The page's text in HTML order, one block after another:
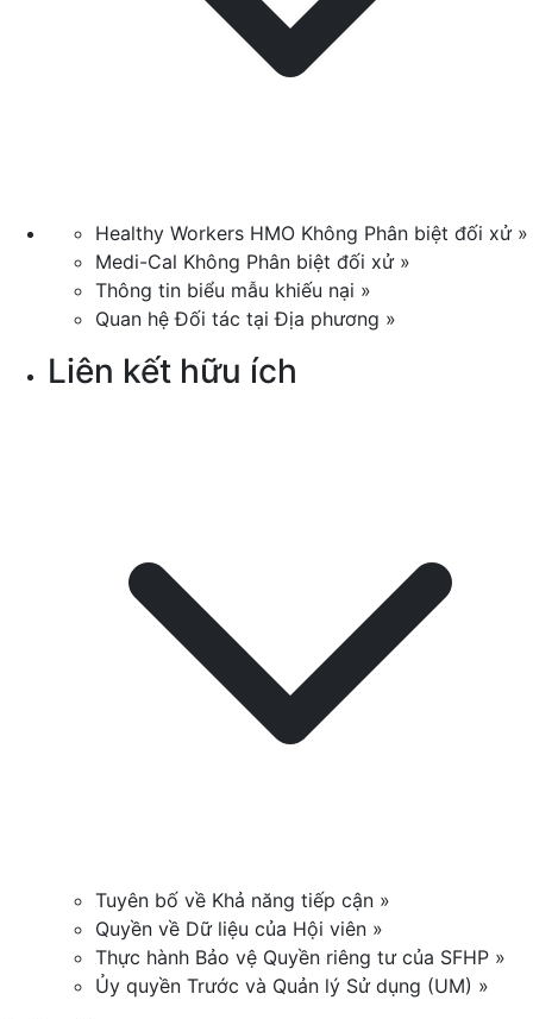
Healthy Workers HMO Không Phân biệt đối xử »
Medi-Cal Không Phân biệt đối xử »
Thông tin biểu mẫu khiếu nại »
Quan hệ Đối tác tại Địa phương »
Liên kết hữu ích
Tuyên bố về Khả năng tiếp cận »
Quyền về Dữ liệu của Hội viên »
Thực hành Bảo vệ Quyền riêng tư của SFHP »
Ủy quyền Trước và Quản lý Sử dụng (UM) »